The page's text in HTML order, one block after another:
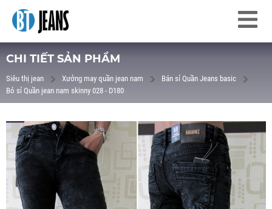
CHI TIẾT SẢN PHẨM
Siêu thị jean Xưởng may quần jean nam
Bán sỉ Quần Jeans basic
Bỏ sỉ Quần jean nam skinny 028 - D180